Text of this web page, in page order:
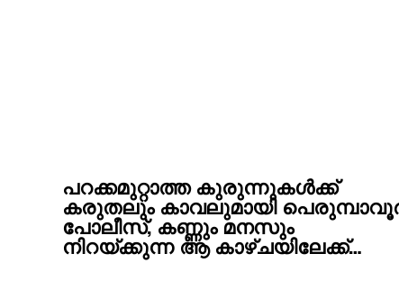
പറക്കമുറ്റാത്ത കുരുന്നുകൾക്ക്
കരുതലും കാവലുമായി
പോലീസ്, കണ്ണും മനസും
നിറയ്ക്കുന്ന ആ കാഴ്ചയിലേക്ക്…